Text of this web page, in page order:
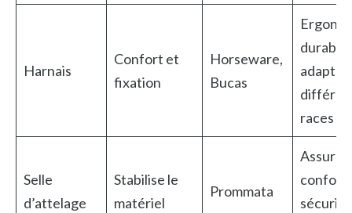
Harnais
Confort et
fixation
Horseware,
Bucas
durable,
adapté
races
Selle
d’attelage
Stabilise le
matériel
Prommata
Assure
confort